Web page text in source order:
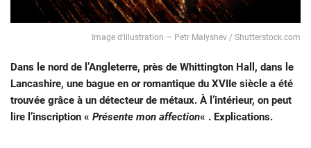
Image d’illustration ― Petr Malyshev / Shutterstock.com
Dans le nord de l’Angleterre, près de Whittington Hall, dans le
Lancashire, une bague en or romantique du XVIIe siècle a été
trouvée grâce à un détecteur de métaux. À l’intérieur, on peut
lire l’inscription « Présente mon affection« . Explications.